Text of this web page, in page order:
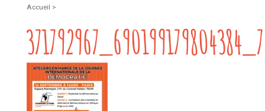
Accueil >